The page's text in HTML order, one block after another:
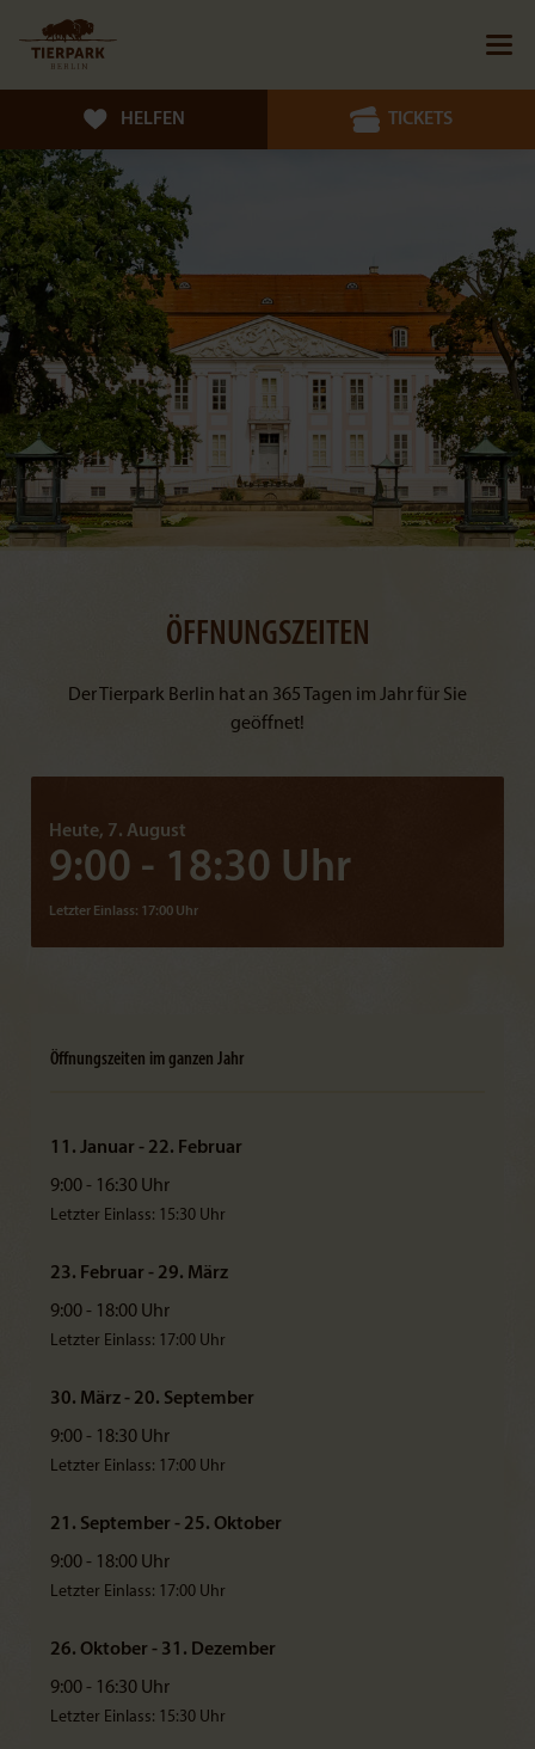
HELFEN TICKETS
ÖFFNUNGSZEITEN
Der Tierpark Berlin hat an 365 Tagen im Jahr für Sie
geöffnet!
Heute, 7. August
9:00 - 18:30 Uhr
Letzter Einlass: 17:00 Uhr
Öffnungszeiten im ganzen Jahr
11. Januar - 22. Februar
9:00 - 16:30 Uhr
Letzter Einlass: 15:30 Uhr
23. Februar - 29. März
9:00 - 18:00 Uhr
Letzter Einlass: 17:00 Uhr
30. März - 20. September
9:00 - 18:30 Uhr
Letzter Einlass: 17:00 Uhr
21. September - 25. Oktober
9:00 - 18:00 Uhr
Letzter Einlass: 17:00 Uhr
26. Oktober - 31. Dezember
9:00 - 16:30 Uhr
Letzter Einlass: 15:30 Uhr